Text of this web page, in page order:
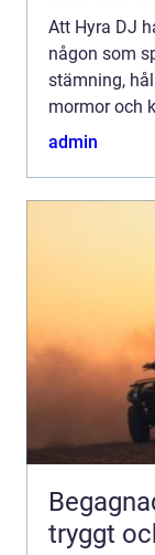
Att Hyra DJ
någon som
stämning,
mormor och
på
admin
Begagnade atv
tryggt